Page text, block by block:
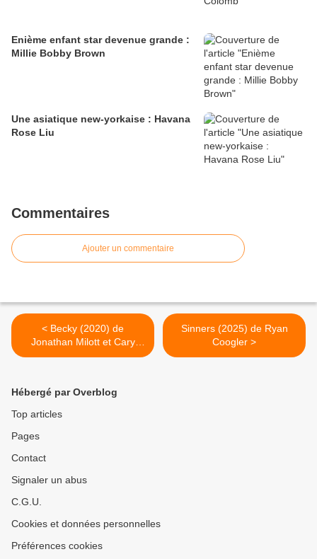
Enième enfant star devenue grande :
Millie Bobby Brown
Une asiatique new-yorkaise : Havana
Rose Liu
Commentaires
Ajouter un commentaire
< Becky (2020) de
Jonathan Milott et Cary
Murnion
Sinners (2025) de Ryan
Coogler >
Hébergé par Overblog
Top articles
Pages
Contact
Signaler un abus
C.G.U.
Cookies et données personnelles
Préférences cookies